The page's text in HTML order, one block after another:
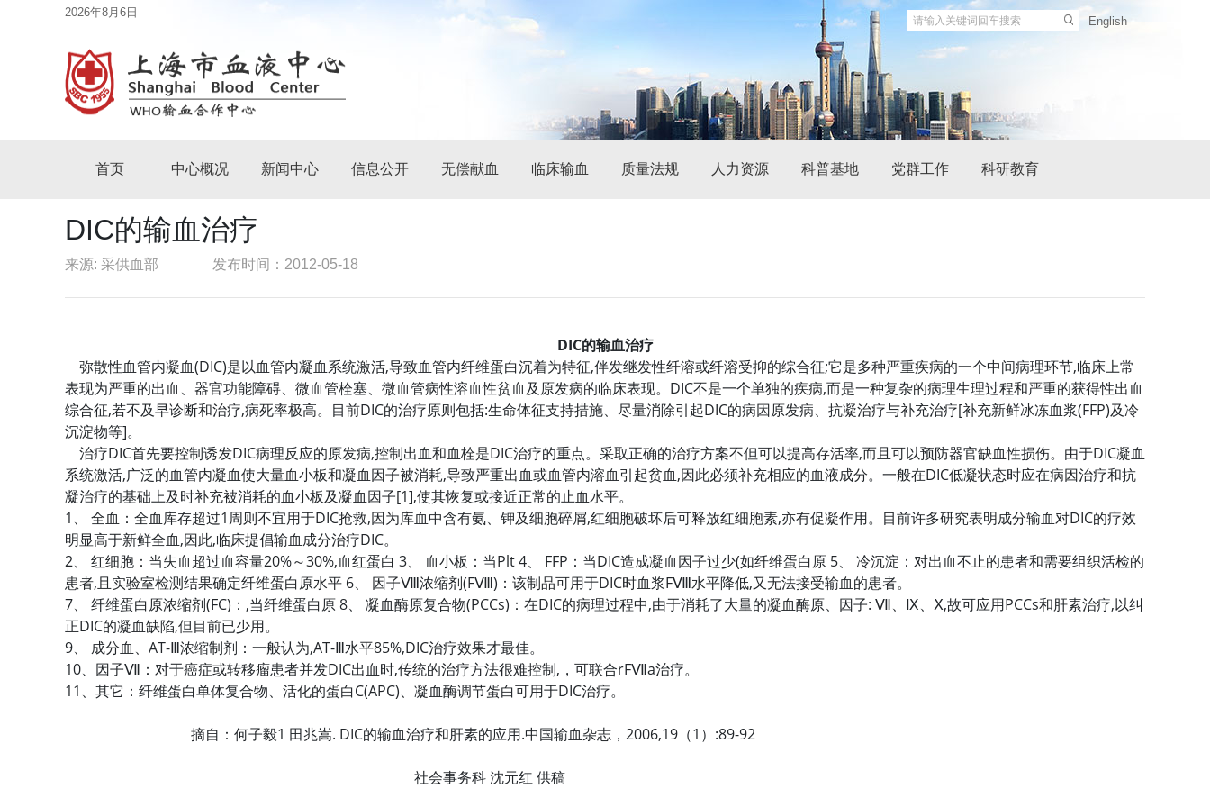
2026年8月6日
English
首页 中心概况 新闻中心 信息公开 无偿献血 临床输血 质量法规 人力资源 科普基地 党群工作 科研教育
DIC的输血治疗
来源: 采供血部 发布时间：2012-05-18
DIC的输血治疗
弥散性血管内凝血(DIC)是以血管内凝血系统激活,导致血管内纤维蛋白沉着为特征,伴发继发性纤溶或纤溶受抑的综合征;它是多种严重疾病的一个中间病理环节,临床上常
表现为严重的出血、器官功能障碍、微血管栓塞、微血管病性溶血性贫血及原发病的临床表现。DIC不是一个单独的疾病,而是一种复杂的病理生理过程和严重的获得性出血
综合征,若不及早诊断和治疗,病死率极高。目前DIC的治疗原则包括:生命体征支持措施、尽量消除引起DIC的病因原发病、抗凝治疗与补充治疗[补充新鲜冰冻血浆(FFP)及冷
沉淀物等]。
治疗DIC首先要控制诱发DIC病理反应的原发病,控制出血和血栓是DIC治疗的重点。采取正确的治疗方案不但可以提高存活率,而且可以预防器官缺血性损伤。由于DIC凝血
系统激活,广泛的血管内凝血使大量血小板和凝血因子被消耗,导致严重出血或血管内溶血引起贫血,因此必须补充相应的血液成分。一般在DIC低凝状态时应在病因治疗和抗
凝治疗的基础上及时补充被消耗的血小板及凝血因子[1],使其恢复或接近正常的止血水平。
1、 全血：全血库存超过1周则不宜用于DIC抢救,因为库血中含有氨、钾及细胞碎屑,红细胞破坏后可释放红细胞素,亦有促凝作用。目前许多研究表明成分输血对DIC的疗效
明显高于新鲜全血,因此,临床提倡输血成分治疗DIC。
2、 红细胞：当失血超过血容量20%～30%,血红蛋白 3、 血小板：当Plt 4、 FFP：当DIC造成凝血因子过少(如纤维蛋白原 5、 冷沉淀：对出血不止的患者和需要组织活检的
患者,且实验室检测结果确定纤维蛋白原水平 6、 因子Ⅷ浓缩剂(FⅧ)：该制品可用于DIC时血浆FⅧ水平降低,又无法接受输血的患者。
7、 纤维蛋白原浓缩剂(FC)：,当纤维蛋白原 8、 凝血酶原复合物(PCCs)：在DIC的病理过程中,由于消耗了大量的凝血酶原、因子: Ⅶ、Ⅸ、Ⅹ,故可应用PCCs和肝素治疗,以纠
正DIC的凝血缺陷,但目前已少用。
9、 成分血、AT-Ⅲ浓缩制剂：一般认为,AT-Ⅲ水平85%,DIC治疗效果才最佳。
10、因子Ⅶ：对于癌症或转移瘤患者并发DIC出血时,传统的治疗方法很难控制,，可联合rFⅦa治疗。
11、其它：纤维蛋白单体复合物、活化的蛋白C(APC)、凝血酶调节蛋白可用于DIC治疗。
摘自：何子毅1 田兆嵩. DIC的输血治疗和肝素的应用.中国输血杂志，2006,19（1）:89-92
社会事务科 沈元红 供稿